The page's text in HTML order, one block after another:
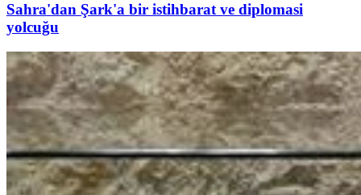
Sahra'dan Şark'a bir istihbarat ve diplomasi
yolcuğu